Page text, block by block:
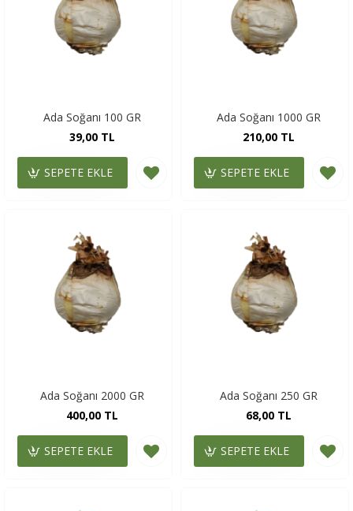
Ada Soğanı 100 GR
39,00 TL
SEPETE EKLE
Ada Soğanı 1000 GR
210,00 TL
SEPETE EKLE
Ada Soğanı 2000 GR
400,00 TL
SEPETE EKLE
Ada Soğanı 250 GR
68,00 TL
SEPETE EKLE